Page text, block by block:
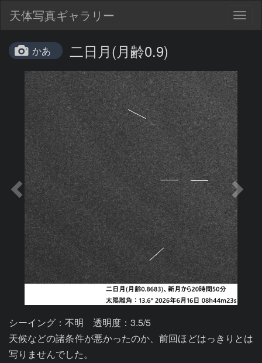
天体写真ギャラリー
かあ 二日月(月齢0.9)
シーイング：不明　透明度：3.5/5
天候などの諸条件が悪かったのか、前回ほどはっきりとは
写りませんでした。